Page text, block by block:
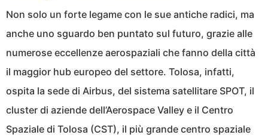
Non solo un forte legame con le sue antiche radici, ma
anche uno sguardo ben puntato sul futuro, grazie alle
numerose eccellenze aerospaziali che fanno della città
il maggior hub europeo del settore. Tolosa, infatti,
ospita la sede di Airbus, del sistema satellitare SPOT, il
cluster di aziende dell’Aerospace Valley e il Centro
Spaziale di Tolosa (CST), il più grande centro spaziale